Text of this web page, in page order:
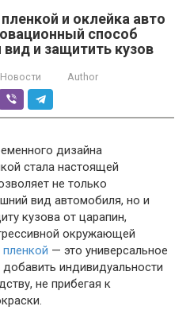
и оклейка авто
способ
и защитить кузов
Новости Author
дизайна
стала настоящей
не только
вид автомобиля, но и
кузова от царапин,
окружающей
— это универсальное
индивидуальности
не прибегая к